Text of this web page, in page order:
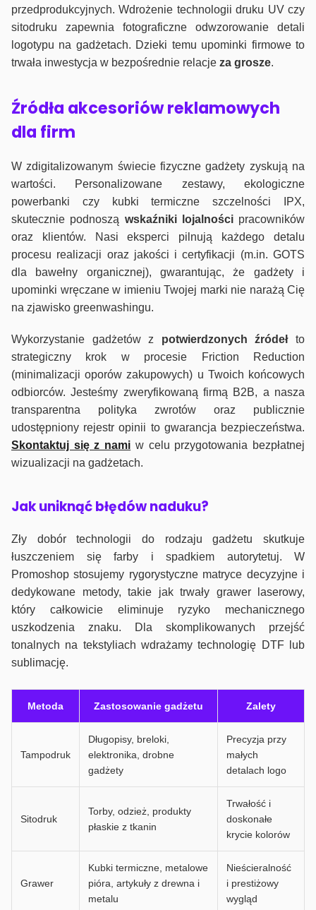
przedprodukcyjnych. Wdrożenie technologii druku UV czy
sitodruku zapewnia fotograficzne odwzorowanie detali
logotypu na gadżetach. Dzieki temu upominki firmowe to
trwała inwestycja w bezpośrednie relacje za grosze.
Źródła akcesoriów reklamowych
dla firm
W zdigitalizowanym świecie fizyczne gadżety zyskują na
wartości. Personalizowane zestawy, ekologiczne
powerbanki czy kubki termiczne szczelności IPX,
skutecznie podnoszą wskaźniki lojalnościpracowników
oraz klientów. Nasi eksperci pilnują każdego detalu
procesu realizacji oraz jakości i certyfikacji (m.in. GOTS
dla bawełny organicznej), gwarantując, że gadżety i
upominki wręczane w imieniu Twojej marki nie narażą Cię
na zjawisko greenwashingu.
Wykorzystanie gadżetów z potwierdzonych źródełto
strategiczny krok w procesie Friction Reduction
(minimalizacji oporów zakupowych) u Twoich końcowych
odbiorców. Jesteśmy zweryfikowaną firmą B2B, a nasza
transparentna polityka zwrotów oraz publicznie
udostępniony rejestr opinii to gwarancja bezpieczeństwa.
Skontaktuj się z nami w celu przygotowania bezpłatnej
wizualizacji na gadżetach.
Jak uniknąć błędów naduku?
Zły dobór technologii do rodzaju gadżetu skutkuje
łuszczeniem się farby i spadkiem autorytetuj. W
Promoshop stosujemy rygorystyczne matryce decyzyjne i
dedykowane metody, takie jak trwały grawer laserowy,
który całkowicie eliminuje ryzyko mechanicznego
uszkodzenia znaku. Dla skomplikowanych przejść
tonalnych na tekstyliach wdrażamy technologię DTF lub
sublimację.
Metoda Zastosowanie gadżetu Zalety
Tampodruk
Długopisy, breloki,
elektronika, drobne
gadżety
Precyzja przy
małych
detalach logo
Sitodruk
Torby, odzież, produkty
płaskie z tkanin
Trwałość i
doskonałe
krycie kolorów
Grawer
Kubki termiczne, metalowe
pióra, artykuły z drewna i
metalu
Nieścieralność
i prestiżowy
wygląd